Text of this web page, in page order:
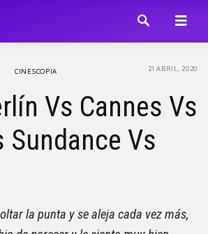
21 ABRIL, 2020
CINESCOPIA
Vs Cannes Vs
Sundance Vs
la punta y se aleja cada vez más,